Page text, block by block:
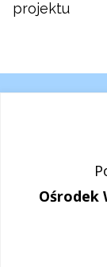
projektu
Ośrodek